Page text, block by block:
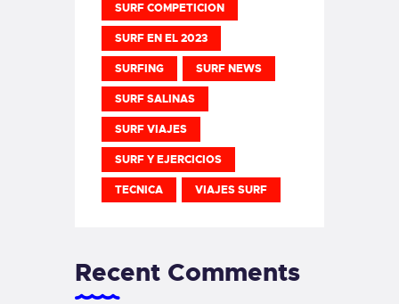
SURF COMPETICION
SURF EN EL 2023
SURFING SURF NEWS
SURF SALINAS
SURF VIAJES
SURF Y EJERCICIOS
TECNICA VIAJES SURF
Recent Comments